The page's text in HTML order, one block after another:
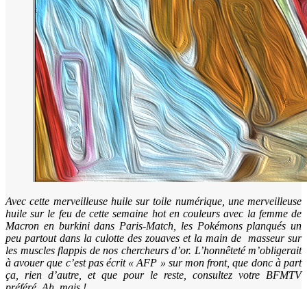
Avec cette merveilleuse huile sur toile numérique, une merveilleuse
huile sur le feu de cette semaine hot en couleurs avec la femme de
Macron en burkini dans Paris-Match, les Pokémons planqués un
peu partout dans la culotte des zouaves et la main de masseur sur
les muscles flappis de nos chercheurs d’or. L’honnêteté m’obligerait
à avouer que c’est pas écrit « AFP » sur mon front, que donc à part
ça, rien d’autre, et que pour le reste, consultez votre BFMTV